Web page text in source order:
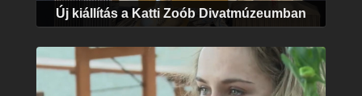
Új kiállítás a Katti Zoób Divatmúzeumban